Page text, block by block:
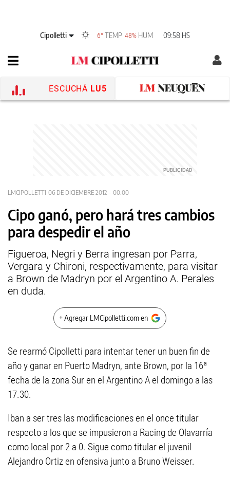
Cipolletti 6°TEMP 48% HUM 09:58 HS
ESCUCHÁ LU5
LMCIPOLLETTI 06 DE DICIEMBRE 2012 - 00:00
Cipo ganó, pero hará tres cambios
para despedir el año
Figueroa, Negri y Berra ingresan por Parra,
Vergara y Chironi, respectivamente, para visitar
a Brown de Madryn por el Argentino A. Perales
en duda.
+ Agregar LMCipolletti.com en
Se rearmó Cipolletti para intentar tener un buen fin de
año y ganar en Puerto Madryn, ante Brown, por la 16ª
fecha de la zona Sur en el Argentino A el domingo a las
17.30.
Iban a ser tres las modificaciones en el once titular
respecto a los que se impusieron a Racing de Olavarría
como local por 2 a 0. Sigue como titular el juvenil
Alejandro Ortiz en ofensiva junto a Bruno Weisser.